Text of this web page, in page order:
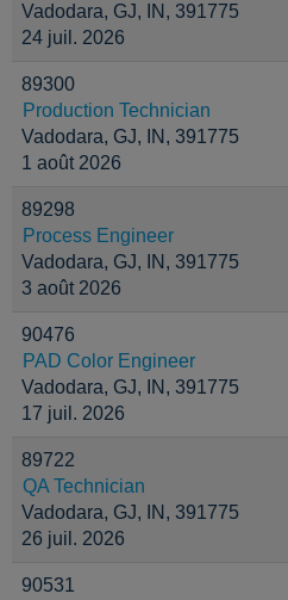
Vadodara, GJ, IN, 391775
24 juil. 2026
89300
Production Technician
Vadodara, GJ, IN, 391775
1 août 2026
89298
Process Engineer
Vadodara, GJ, IN, 391775
3 août 2026
90476
PAD Color Engineer
Vadodara, GJ, IN, 391775
17 juil. 2026
89722
QA Technician
Vadodara, GJ, IN, 391775
26 juil. 2026
90531